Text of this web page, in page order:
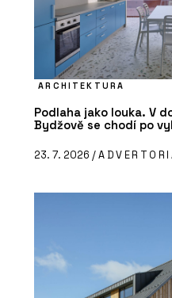
ARCHITEKTURA
Podlaha jako louka. V
Bydžově se chodí po
23. 7. 2026 /